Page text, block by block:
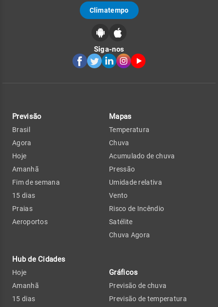
Climatempo
Siga-nos
Previsão
Brasil
Agora
Hoje
Amanhã
Fim de semana
15 dias
Praias
Aeroportos
Hub de Cidades
Hoje
Amanhã
15 dias
Mapas
Temperatura
Chuva
Acumulado de chuva
Pressão
Umidade relativa
Vento
Risco de Incêndio
Satélite
Chuva Agora
Gráficos
Previsão de chuva
Previsão de temperatura